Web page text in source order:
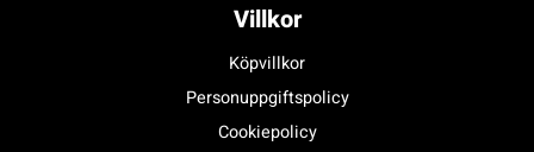
Villkor
Köpvillkor
Personuppgiftspolicy
Cookiepolicy